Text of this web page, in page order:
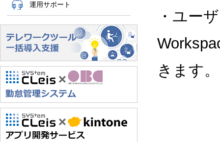
運用サポート
・ユー
きます。